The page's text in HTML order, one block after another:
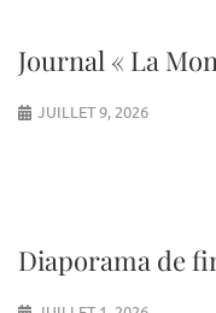
Journal « La
JUILLET 9, 2026
Diaporama de